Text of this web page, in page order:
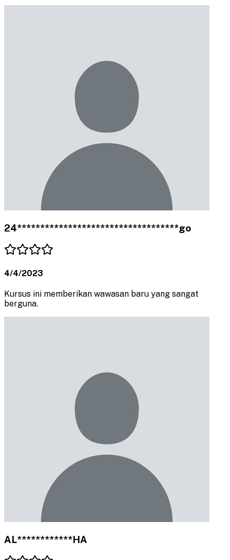
24***********************************go
4/4/2023
Kursus ini memberikan wawasan baru yang sangat
berguna.
AL************HA